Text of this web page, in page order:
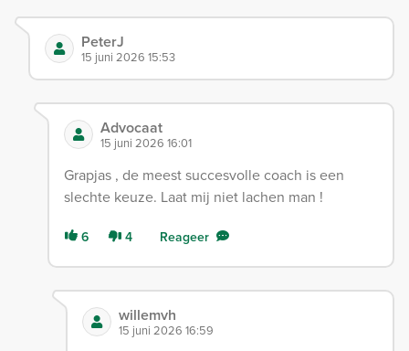
PeterJ
15 juni 2026 15:53
Advocaat
15 juni 2026 16:01
Grapjas , de meest succesvolle coach is een
slechte keuze. Laat mij niet lachen man !
6 4 Reageer
willemvh
15 juni 2026 16:59